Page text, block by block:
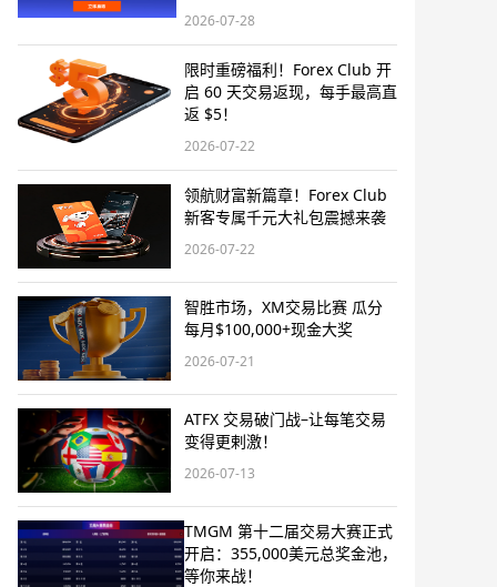
2026-07-28
限时重磅福利！Forex Club 开
启 60 天交易返现，每手最高直
返 $5！
2026-07-22
领航财富新篇章！Forex Club
新客专属千元大礼包震撼来袭
2026-07-22
智胜市场，XM交易比赛 瓜分
每月$100,000+现金大奖
2026-07-21
ATFX 交易破门战–让每笔交易
变得更剌激！
2026-07-13
TMGM 第十二届交易大赛正式
开启：355,000美元总奖金池，
等你来战！